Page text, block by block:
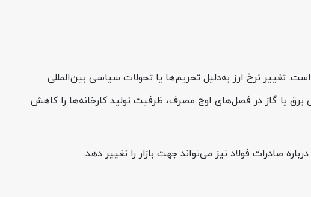
و سیاسی کشور است. تغییر نرخ ارز به‌دلیل تحریم‌ها یا تحولات سیاسی بین‌المللی
برق یا گاز در فصل‌های اوج مصرف، ظرفیت تولید کارخانه‌ها را کاهش
صادرات فولاد نیز می‌تواند جهت بازار را تغییر دهد.